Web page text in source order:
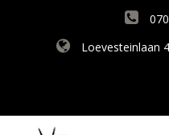
Loevesteinlaan